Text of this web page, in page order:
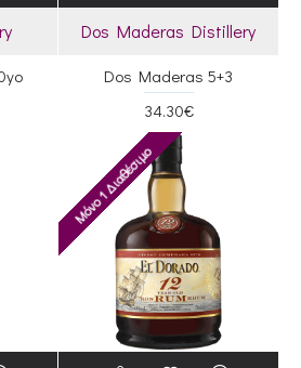
Dos Maderas Distillery
Dos Maderas 5+3
34.30€
Μόνο 1 Διαθέσιμο